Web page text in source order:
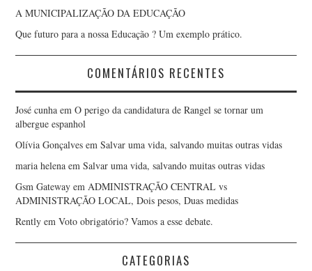
A MUNICIPALIZAÇÃO DA EDUCAÇÃO
Que futuro para a nossa Educação ? Um exemplo prático.
COMENTÁRIOS RECENTES
José cunha emO perigo da candidatura de Rangel se tornar um
albergue espanhol
Olívia Gonçalves emSalvar uma vida, salvando muitas outras vidas
maria helena emSalvar uma vida, salvando muitas outras vidas
Gsm Gateway emADMINISTRAÇÃO CENTRAL vs
ADMINISTRAÇÃO LOCAL, Dois pesos, Duas medidas
Rently emVoto obrigatório? Vamos a esse debate.
CATEGORIAS